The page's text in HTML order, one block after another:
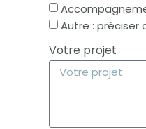
Autre : préciser
Votre projet